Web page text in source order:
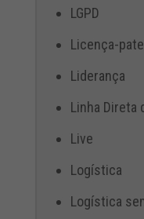
LGPD
Licença-
Liderança
Linha Direta
Live
Logística
Logística